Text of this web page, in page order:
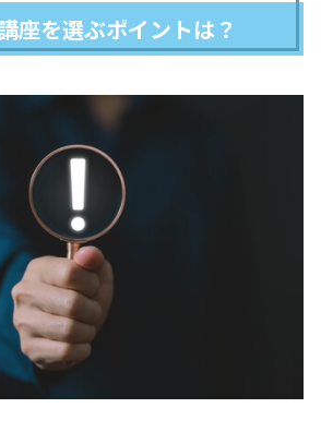
座を選ぶポイントは？